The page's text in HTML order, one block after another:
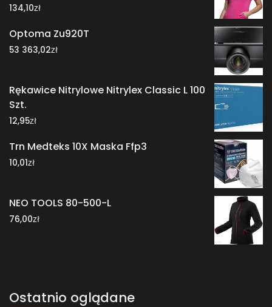
134,10zł
Optoma Zu920T
53 363,02zł
Rękawice Nitrylowe Nitrylex Classic L 100
Szt.
12,95zł
Trn Medteks 10X Maska Ffp3
10,01zł
NEO TOOLS 80-500-L
76,00zł
Ostatnio oglądane